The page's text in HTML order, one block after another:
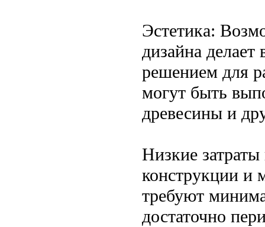
Эстетика:
дизайна
решением для
могут быть
древесины и
Низкие
конструкции и
требуют
достаточно